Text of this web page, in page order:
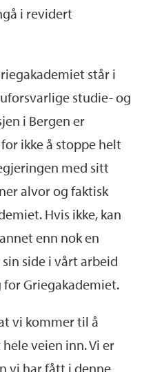
i revidert
står i
studie- og
i Bergen er
ikke å stoppe helt
med sitt
alvor og faktisk
Hvis ikke, kan
enn nok en
side i vårt arbeid
for Griegakademiet.
vi kommer til å
veien inn. Vi er
vi har fått i denne